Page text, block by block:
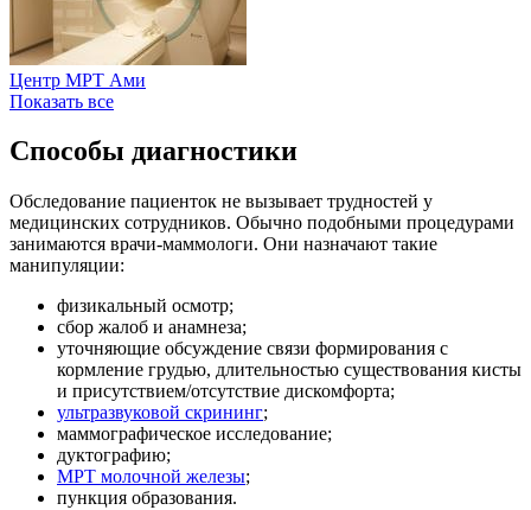
Центр МРТ Ами
Показать все
Способы диагностики
Обследование пациенток не вызывает трудностей у
медицинских сотрудников. Обычно подобными процедурами
занимаются врачи-маммологи. Они назначают такие
манипуляции:
физикальный осмотр;
сбор жалоб и анамнеза;
уточняющие обсуждение связи формирования с
кормление грудью, длительностью существования кисты
и присутствием/отсутствие дискомфорта;
ультразвуковой скрининг;
маммографическое исследование;
дуктографию;
МРТ молочной железы;
пункция образования.